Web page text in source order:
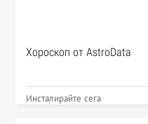
Хороскоп от AstroData
Инсталирайте сега